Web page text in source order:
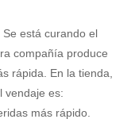
está curando el
compañía produce
rápida. En la tienda,
vendaje es:
más rápido.